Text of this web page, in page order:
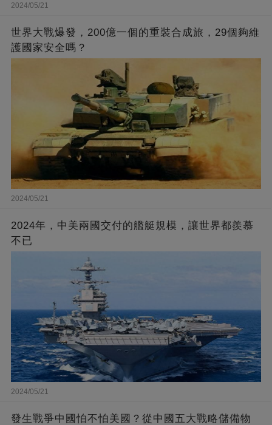
2024/05/21
世界大戰爆發，200億一個的重裝合成旅，29個夠維
護國家安全嗎？
2024/05/21
2024年，中美兩國交付的艦艇規模，讓世界都羨慕
不已
2024/05/21
發生戰爭中國怕不怕美國？從中國五大戰略儲備物